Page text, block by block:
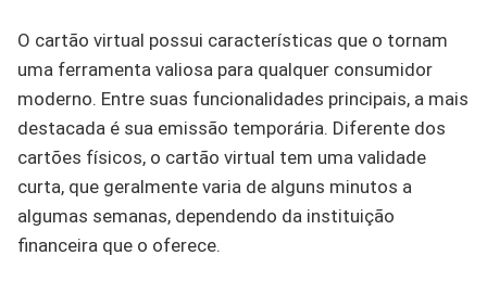
O cartão virtual possui características que o tornam
uma ferramenta valiosa para qualquer consumidor
moderno. Entre suas funcionalidades principais, a mais
destacada é sua emissão temporária. Diferente dos
cartões físicos, o cartão virtual tem uma validade
curta, que geralmente varia de alguns minutos a
algumas semanas, dependendo da instituição
financeira que o oferece.